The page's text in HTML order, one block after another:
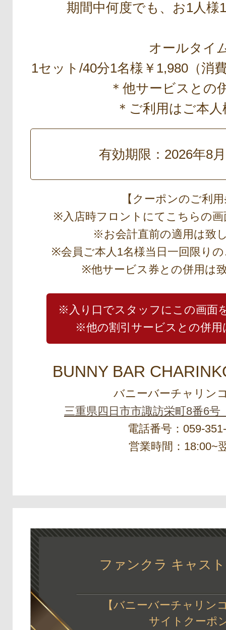
期間中何度でも、お1人様
オールタイ
1セット/40分1名様￥1,980（消
＊他サービスとの
＊ご利用はご本
有効期限：2026年8
【クーポンのご利
※入店時フロントにてこちらの
※お会計直前の適用は致
※会員ご本人1名様当日一回限り
※他サービス券との併用は
※入り口でスタッフにこの画面
※他の割引サービスとの併
BUNNY BAR
バニーバーチャリン
三重県四日市市諏訪栄町8番6
電話番号：059-
営業時間：18:00~
ファンクラ キャス
【バニーバーチャリン
サイトクーポ